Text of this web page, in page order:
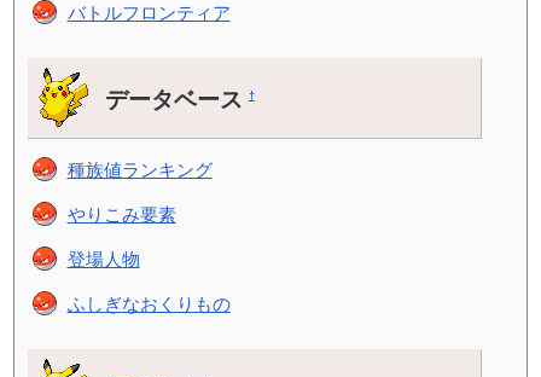
バトルフロンティア
データベース†
種族値ランキング
やりこみ要素
登場人物
ふしぎなおくりもの